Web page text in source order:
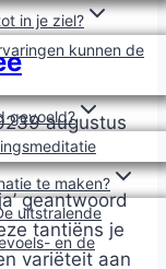
in je ziel?
kunnen de
gevoeld?
te maken?
uitstralende
en de
9 augustus
geantwoord
tantiëns je
variëteit aan